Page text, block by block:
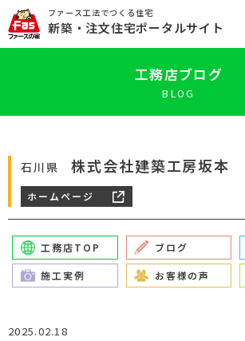
ファース工法でつくる住宅
新築 ・注文住宅ポータルサイト
工務店ブログ
BLOG
石川県 株式会社建築工房坂本
ホームページ
工務店TOP ブログ
施工実例 お客様の声
2025.02.18